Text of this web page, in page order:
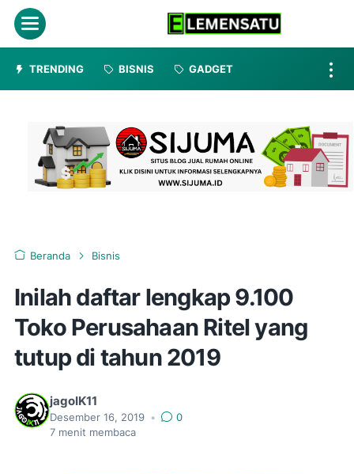
Menu
TRENDING BISNIS GADGET
Beranda Bisnis
Inilah daftar lengkap 9.100
Toko Perusahaan Ritel yang
tutup di tahun 2019
jagoIK11
Desember 16, 2019 •
0
7 menit membaca